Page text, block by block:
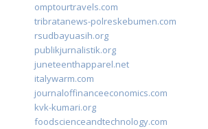
omptourtravels.com
tribratanews-polreskebumen.com
rsudbayuasih.org
publikjurnalistik.org
juneteenthapparel.net
italywarm.com
journaloffinanceeconomics.com
kvk-kumari.org
foodscienceandtechnology.com